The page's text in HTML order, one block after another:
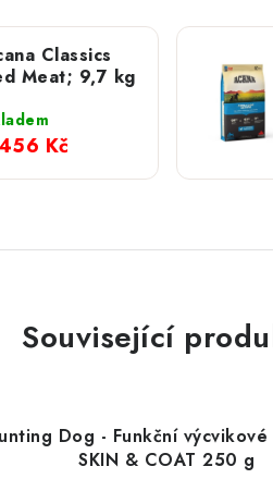
Classics
Meat; 9,7 kg
Kč
Související
Dog - Funkční výcvikové
SKIN & COAT 250 g